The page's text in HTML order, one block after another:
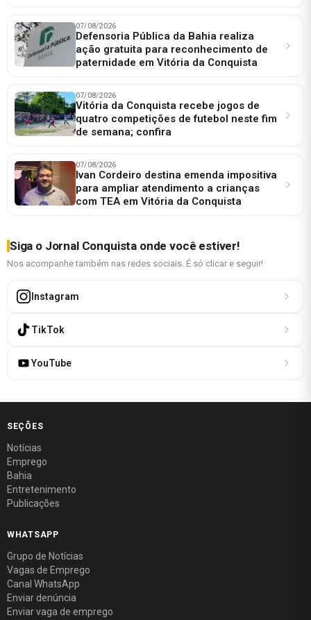
07/08/2026
Defensoria Pública da Bahia realiza
ação gratuita para reconhecimento de
paternidade em Vitória da Conquista
07/08/2026
Vitória da Conquista recebe jogos de
quatro competições de futebol neste fim
de semana; confira
07/08/2026
Ivan Cordeiro destina emenda impositiva
para ampliar atendimento a crianças
com TEA em Vitória da Conquista
Siga o Jornal Conquista onde você estiver!
Nos acompanhe também nas redes sociais. É só clicar e seguir!
Instagram
TikTok
YouTube
SEÇÕES
Notícias
Emprego
Bahia
Entretenimento
Publicações
WHATSAPP
Grupo de Notícias
Vagas de Emprego
Canal WhatsApp
Enviar denúncia
Enviar vaga de emprego